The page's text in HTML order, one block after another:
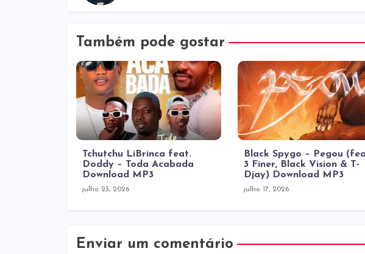
Também pode gostar
Tchutchu LiBrinca feat.
Doddy – Toda Acabada
Download MP3
julho 23, 2026
Black Spygo – Pegou
3 Finer, Black Vision & T-
Djay) Download MP3
julho 17, 2026
Enviar um comentário